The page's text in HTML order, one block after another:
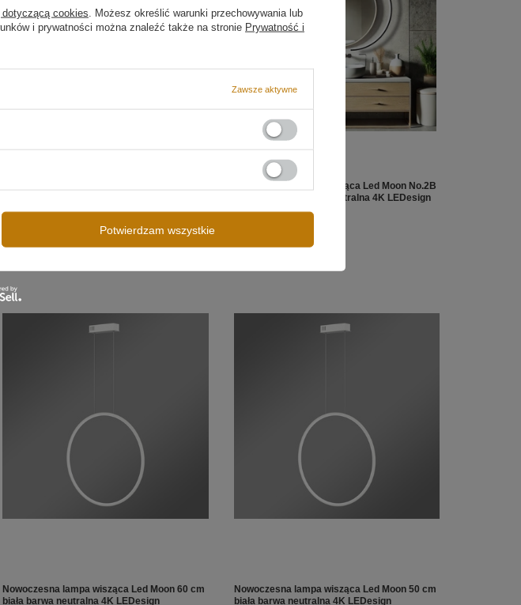
Nowoczesna lampa wisząca Led Moon No.2B
80 cm czarna barwa neutralna 4K LEDesign
Nowoczesna lampa wisząca Led Moon 60 cm
biała barwa neutralna 4K LEDesign
Nowoczesna lampa wisząca Led Moon 50 cm
biała barwa neutralna 4K LEDesign
cookies . Możesz określić warunki przechowywania lub
i prywatności można znaleźć także na stronie Prywatność i
Zawsze aktywne
Potwierdzam wszystkie